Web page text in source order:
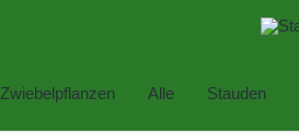
Zwiebelpflanzen Alle Stauden